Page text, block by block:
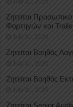
Ζητείται
Φορτηγών και
July 31, 2026
Ζητείται Βοηθός
July 31, 2026
Ζητείται Βοηθός
July 31, 2026
Ζητείται Senior